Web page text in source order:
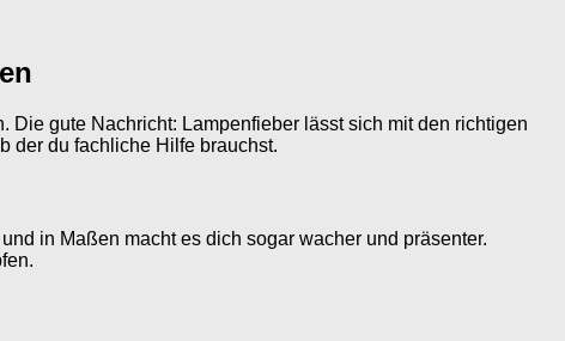
gute Nachricht: Lampenfieber lässt sich mit den richtigen
der du fachliche Hilfe brauchst.
in Maßen macht es dich sogar wacher und präsenter.